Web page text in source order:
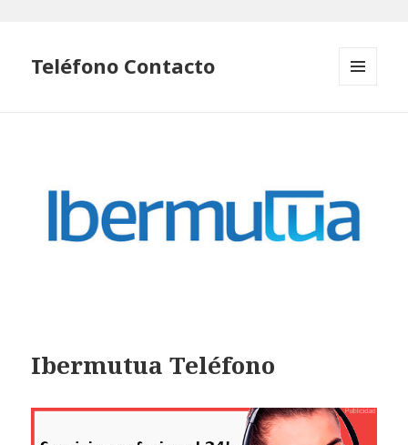
Teléfono Contacto
Ibermutua Teléfono